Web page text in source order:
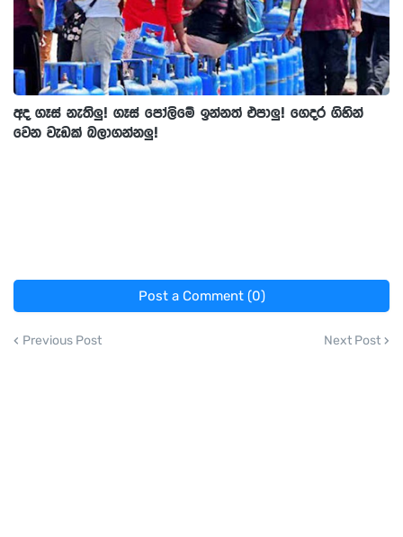
අද ගෑස් නැතිලු! ගෑස් පෝලිමේ ඉන්නත් එපාලු! ගෙදර ගිහින්
වෙන වැඩක් බලාගන්නලු!
Post a Comment (0)
Previous Post Next Post